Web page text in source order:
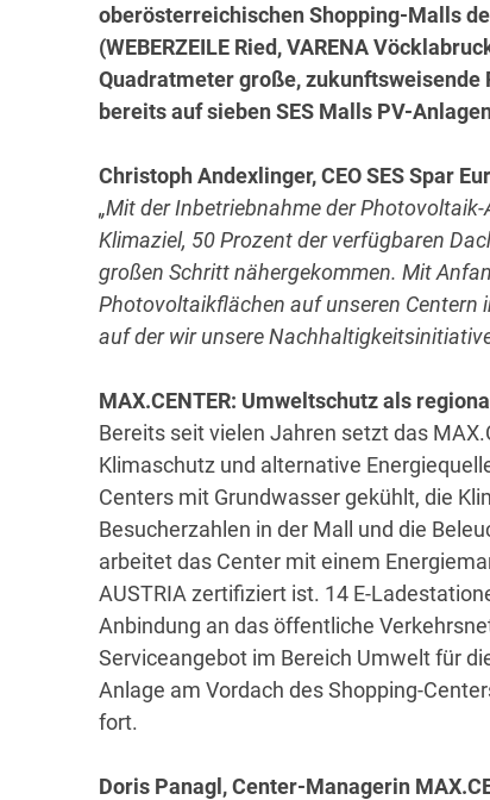
oberösterreichischen Shopping-Malls
(WEBERZEILE Ried, VARENA
Quadratmeter große,
bereits auf sieben SES Malls PV-
Christoph Andexlinger, CEO SES Spar
„Mit der Inbetriebnahme der Photovoltaik-
Klimaziel, 50 Prozent der verfügbaren
großen Schritt nähergekommen. Mit
Photovoltaikflächen auf unseren Centern
auf der wir unsere
MAX.CENTER: Umweltschutz als
Bereits seit vielen Jahren setzt das
Klimaschutz und alternative
Centers mit Grundwasser gekühlt, die
Besucherzahlen in der Mall und die
arbeitet das Center mit einem
AUSTRIA zertifiziert ist. 14 E-
Anbindung an das öffentliche
Serviceangebot im Bereich Umwelt für
Anlage am Vordach des Shopping-
fort.
Doris Panagl, Center-Managerin